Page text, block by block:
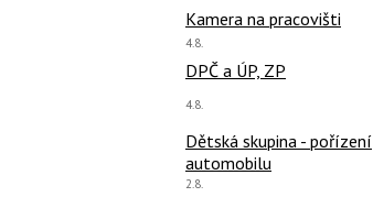
Kamera na pracovišti
Poslední
4.8.
DPČ a ÚP, ZP
Poslední
4.8.
Dětská skupina - pořízení
automobilu
Poslední
2.8.